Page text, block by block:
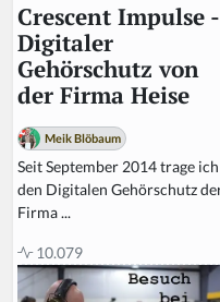
Crescent Impulse -
Digitaler
Gehörschutz von
der Firma Heise
Meik Blöbaum
Seit September 2014 trage ich
den Digitalen Gehörschutz
Firma ...
10.079